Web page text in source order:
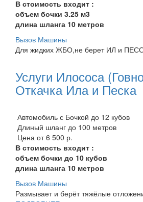
В стоимость входит :
объем бочки 3.25 м3
длина шланга 10 метров
Вызов Машины
Для жидких ЖБО,не берет ИЛ и
Услуги Илососа
Откачка Ила и Песка
Автомобиль с Бочкой до 12 кубов
Длиный шланг до 100 метров
Цена от 6 500 р.
В стоимость входит :
объем бочки до 10 кубов
длина шланга 10 метров
Вызов Машины
Размывает и берёт тяжёлые